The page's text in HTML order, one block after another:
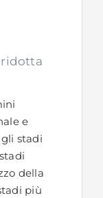
ridotta
e
stadi
della
più